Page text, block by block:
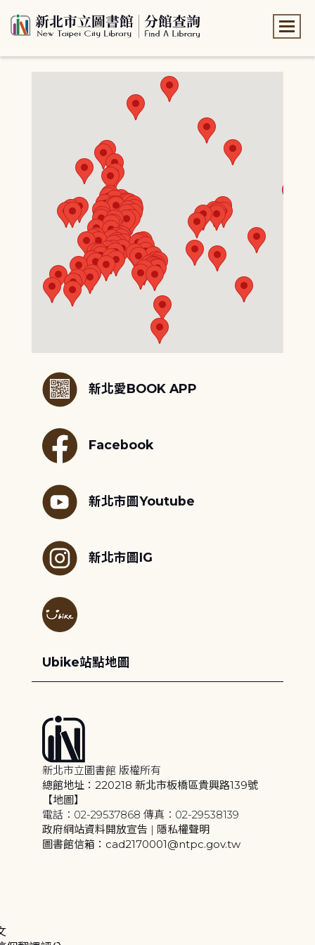
新北愛BOOK APP
Facebook
新北市圖Youtube
新北市圖IG
Ubike站點地圖
新北市立圖書館 版權所有
總館地址：220218 新北市板橋區貴興路139號
【地圖】
電話：02-29537868 傳真：02-29538139
政府網站資料開放宣告 | 隱私權聲明
圖書館信箱：cad2170001@ntpc.gov.tw